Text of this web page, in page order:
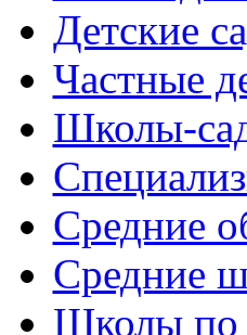
Детские
Частные
Школы-
Cредние
Средние
Школы по